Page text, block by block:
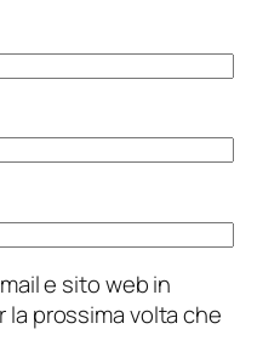
e sito web in
prossima volta che